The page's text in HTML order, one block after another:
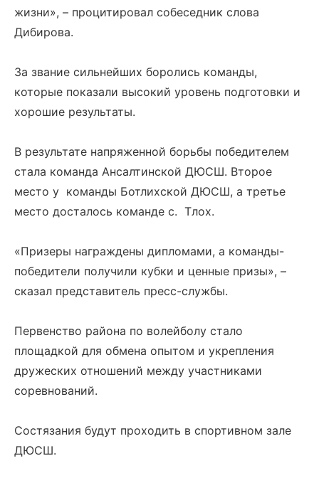
жизни», – процитировал собеседник слова
Дибирова.
За звание сильнейших боролись команды,
которые показали высокий уровень подготовки и
хорошие результаты.
В результате напряженной борьбы победителем
стала команда Ансалтинской ДЮСШ. Второе
место у команды Ботлихской ДЮСШ, а третье
место досталось команде с. Тлох.
«Призеры награждены дипломами, а команды-
победители получили кубки и ценные призы», –
сказал представитель пресс-службы.
Первенство района по волейболу стало
площадкой для обмена опытом и укрепления
дружеских отношений между участниками
соревнований.
Состязания будут проходить в спортивном зале
ДЮСШ.